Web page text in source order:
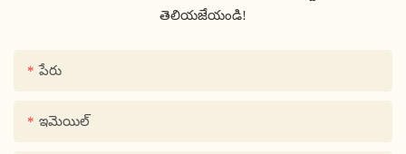
తెలియజేయండి!
పేరు
ఇమెయిల్